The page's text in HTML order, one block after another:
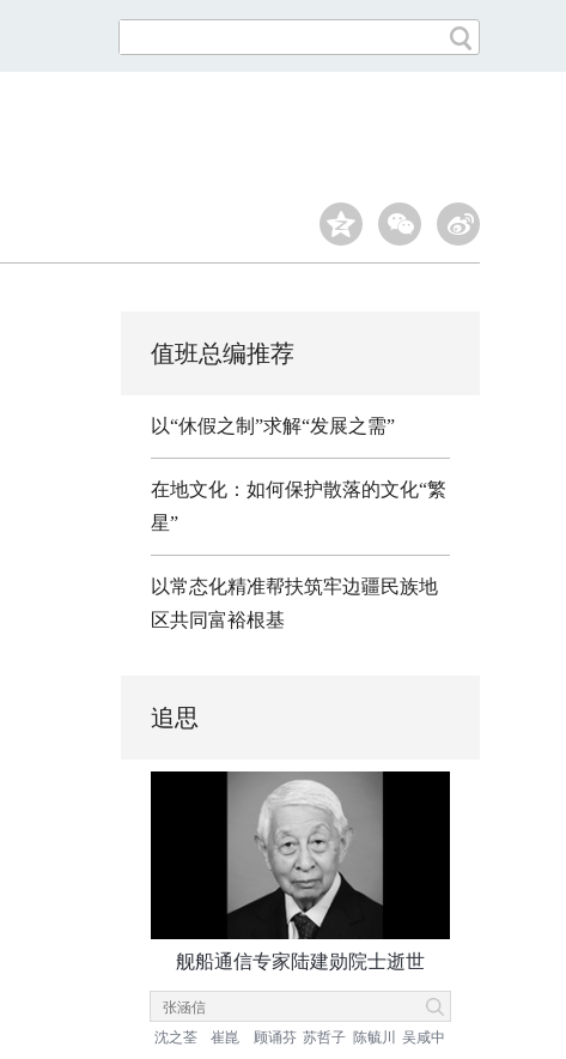
值班总编推荐
以“休假之制”求解“发展之需”
在地文化：如何保护散落的文化“繁
星”
以常态化精准帮扶筑牢边疆民族地
区共同富裕根基
追思
舰船通信专家陆建勋院士逝世
沈之荃 崔崑 顾诵芬 苏哲子 陈毓川
吴咸中